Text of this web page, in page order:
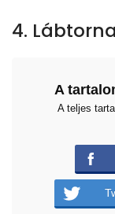
4.
A
A teljes